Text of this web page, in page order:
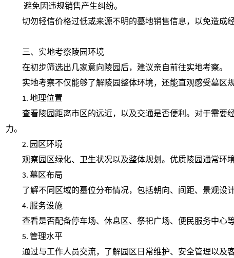
避免因违规销售产生纠纷。
切勿轻信价格过低或来源不明的墓地销售信息，以免造成经
三、实地考察陵园环境
在初步筛选出几家意向陵园后，建议亲自前往实地考察。
实地考察不仅能够了解陵园整体环境，还能直观感受墓区
1. 地理位置
查看陵园距离市区的远近，以及交通是否便利。对于需要
力。
2. 园区环境
观察园区绿化、卫生状况以及整体规划。优质陵园通常环
3. 墓区布局
了解不同区域的墓位分布情况，包括朝向、间距、景观设计
4. 服务设施
查看是否配备停车场、休息区、祭祀广场、便民服务中心等
5. 管理水平
通过与工作人员交流，了解园区日常维护、安全管理以及